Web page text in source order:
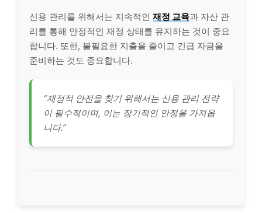
신용 관리를 위해서는 지속적인 재정 교육과 자산 관
리를 통해 안정적인 재정 상태를 유지하는 것이 중요
합니다. 또한, 불필요한 지출을 줄이고 긴급 자금을
준비하는 것도 중요합니다.
“재정적 안전을 찾기 위해서는 신용 관리 전략
이 필수적이며, 이는 장기적인 안정을 가져옵
니다.”